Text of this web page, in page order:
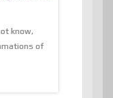
know,
of